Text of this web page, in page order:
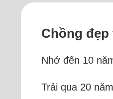
Chồng
Nhớ đến 10
Trải qua 20